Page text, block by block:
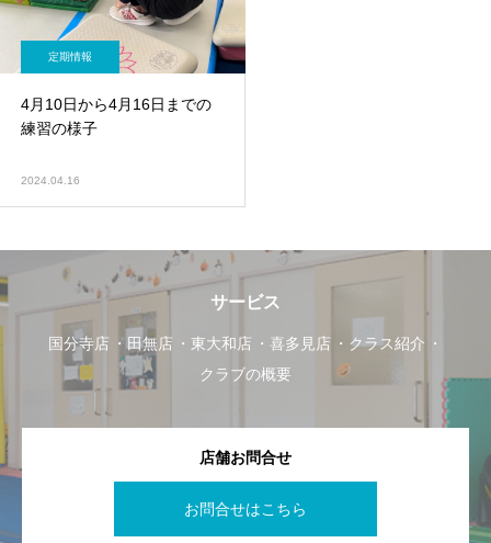
定期情報
4月10日から4月16日までの
練習の様子
2024.04.16
サービス
国分寺店 田無店 東大和店 喜多見店
クラス紹介
クラブの概要
店舗お問合せ
お問合せはこちら